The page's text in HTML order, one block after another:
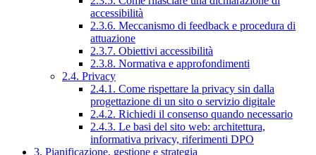
accessibilità
2.3.6. Meccanismo di feedback e procedura di
attuazione
2.3.7. Obiettivi accessibilità
2.3.8. Normativa e approfondimenti
2.4. Privacy
2.4.1. Come rispettare la privacy sin dalla
progettazione di un sito o servizio digitale
2.4.2. Richiedi il consenso quando necessario
2.4.3. Le basi del sito web: architettura,
informativa privacy, riferimenti DPO
3. Pianificazione, gestione e strategia